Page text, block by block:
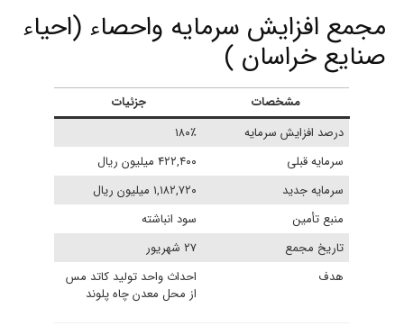
مجمع افزایش سرمایه واحصاء (احیاء
صنایع خراسان )
مشخصات
جزئیات
درصد افزایش سرمایه
۱۸۰٪
سرمایه قبلی
۴۲۲,۴۰۰ میلیون ریال
سرمایه جدید
۱,۱۸۲,۷۲۰ میلیون ریال
منبع تأمین
سود انباشته
تاریخ مجمع
۲۷ شهریور
هدف
احداث واحد تولید کاتد مس
از محل معدن چاه پلوند